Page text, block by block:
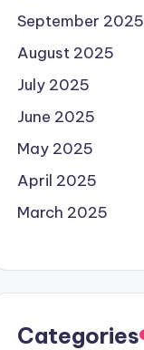
September 2025
August 2025
July 2025
June 2025
May 2025
April 2025
March 2025
Categories